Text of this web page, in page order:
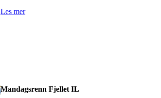
Les mer
Mandagsrenn Fjellet IL